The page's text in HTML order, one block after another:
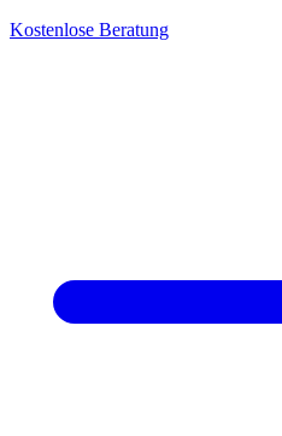
Kostenlose Beratung